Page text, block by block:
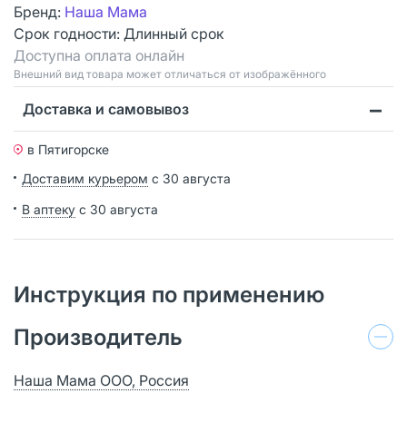
Бренд: Наша Мама
Срок годности: Длинный срок
Доступна оплата онлайн
Bнешний вид товара может отличаться от изображённого
Доставка и самовывоз
в Пятигорске
Доставим курьером с 30 августа
В аптеку с 30 августа
Инструкция по применению
Производитель
Наша Мама ООО, Россия